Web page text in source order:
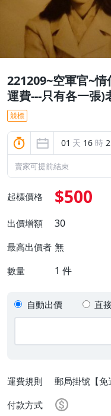
221209~空軍官~
運費---只有各一張)
競標
01 天 16 時
賣家可提前結束
起標價格 $500
出價增額 30
最高出價者 無
數量 1 件
自動出價 直
運費規則
郵局掛號【免
付款方式